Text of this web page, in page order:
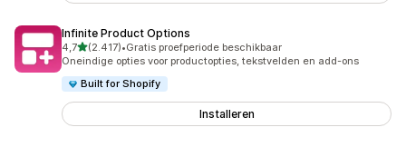
Infinite Product Options
4,7van 5 sterren
(2.417)
2417 recensies in totaal
•Gratis proefperiode beschikbaar
Oneindige opties voor productopties, tekstvelden en add-ons
Built for Shopify
Installeren